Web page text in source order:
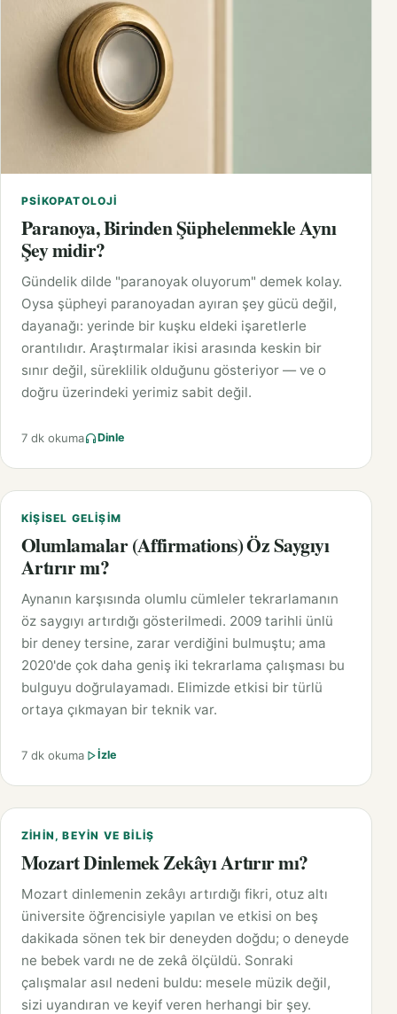
PSIKOPATOLOJI
Paranoya, Birinden Şüphelenmekle Aynı
Şey midir?
Gündelik dilde "paranoyak oluyorum" demek kolay.
Oysa şüpheyi paranoyadan ayıran şey gücü değil,
dayanağı: yerinde bir kuşku eldeki işaretlerle
orantılıdır. Araştırmalar ikisi arasında keskin bir
sınır değil, süreklilik olduğunu gösteriyor — ve o
doğru üzerindeki yerimiz sabit değil.
7 dk okuma Dinle
KIŞISEL GELIŞIM
Olumlamalar (Affirmations) Öz Saygıyı
Artırır mı?
Aynanın karşısında olumlu cümleler tekrarlamanın
öz saygıyı artırdığı gösterilmedi. 2009 tarihli ünlü
bir deney tersine, zarar verdiğini bulmuştu; ama
2020'de çok daha geniş iki tekrarlama çalışması bu
bulguyu doğrulayamadı. Elimizde etkisi bir türlü
ortaya çıkmayan bir teknik var.
7 dk okuma İzle
ZIHIN, BEYIN VE BILIŞ
Mozart Dinlemek Zekâyı Artırır mı?
Mozart dinlemenin zekâyı artırdığı fikri, otuz altı
üniversite öğrencisiyle yapılan ve etkisi on beş
dakikada sönen tek bir deneyden doğdu; o deneyde
ne bebek vardı ne de zekâ ölçüldü. Sonraki
çalışmalar asıl nedeni buldu: mesele müzik değil,
sizi uyandıran ve keyif veren herhangi bir şey.